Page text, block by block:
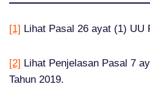
[1] Lihat Pasal 26 ayat (1) UU
[2] Lihat Penjelasan Pasal 7
Tahun 2019.